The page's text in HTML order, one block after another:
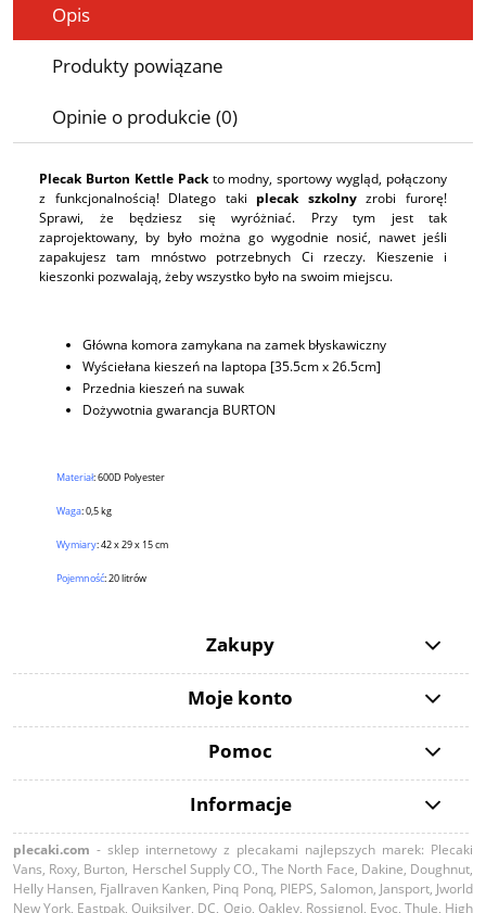
Opis
Produkty powiązane
Opinie o produkcie (0)
Plecak Burton Kettle Packto modny, sportowy wygląd, połączony
z funkcjonalnością! Dlatego taki plecak szkolnyzrobi furorę!
Sprawi, że będziesz się wyróżniać. Przy tym jest tak
zaprojektowany, by było można go wygodnie nosić, nawet jeśli
zapakujesz tam mnóstwo potrzebnych Ci rzeczy. Kieszenie i
kieszonki pozwalają, żeby wszystko było na swoim miejscu.
Główna komora zamykana na zamek błyskawiczny
Wyściełana kieszeń na laptopa [35.5cm x 26.5cm]
Przednia kieszeń na suwak
Dożywotnia gwarancja BURTON
Materiał:600D Polyester
Waga: 0,5 kg
Wymiary: 42 x 29 x 15 cm
Pojemność: 20 litrów
Zakupy
Moje konto
Pomoc
Informacje
plecaki.com - sklep internetowy z plecakami najlepszych marek: Plecaki
Vans, Roxy, Burton, Herschel Supply CO., The North Face, Dakine, Doughnut,
Helly Hansen, Fjallraven Kanken, Pinq Ponq, PIEPS, Salomon, Jansport, Jworld
New York, Eastpak, Quiksilver, DC, Ogio, Oakley, Rossignol, Evoc, Thule, High